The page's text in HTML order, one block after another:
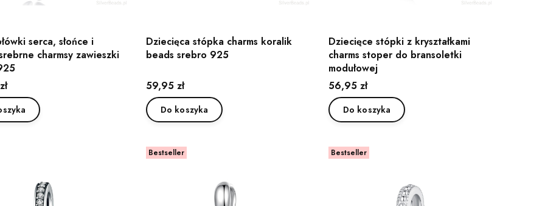
serca, słońce i
charmsy zawieszki
Dziecięca stópka charms koralik
beads srebro 925
Cena
59,95 zł
Do koszyka
Dziecięce stópki z kryształkami
charms stoper do bransoletki
modułowej
Cena
56,95 zł
Do koszyka
Bestseller Bestseller